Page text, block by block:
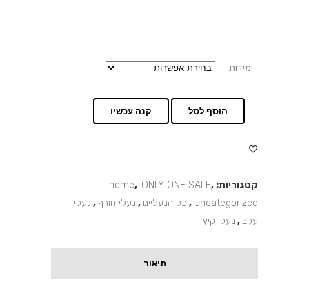
מידות
הוסף לסל קנה עכשיו
קטגוריות: home, ONLY ONE SALE,
Uncategorized
, כל הנעליים , נעלי חורף , נעלי
עקב, נעלי קיץ
תיאור